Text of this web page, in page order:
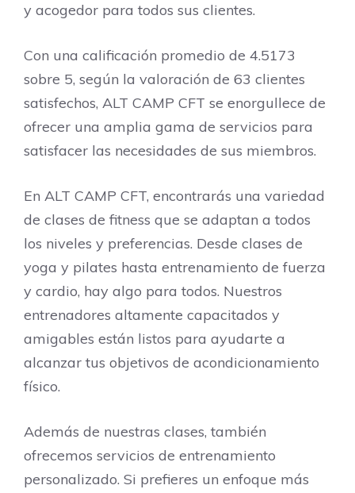
y acogedor para todos sus clientes.
Con una calificación promedio de 4.5173
sobre 5, según la valoración de 63 clientes
satisfechos, ALT CAMP CFT se enorgullece de
ofrecer una amplia gama de servicios para
satisfacer las necesidades de sus miembros.
En ALT CAMP CFT, encontrarás una variedad
de clases de fitness que se adaptan a todos
los niveles y preferencias. Desde clases de
yoga y pilates hasta entrenamiento de fuerza
y cardio, hay algo para todos. Nuestros
entrenadores altamente capacitados y
amigables están listos para ayudarte a
alcanzar tus objetivos de acondicionamiento
físico.
Además de nuestras clases, también
ofrecemos servicios de entrenamiento
personalizado. Si prefieres un enfoque más